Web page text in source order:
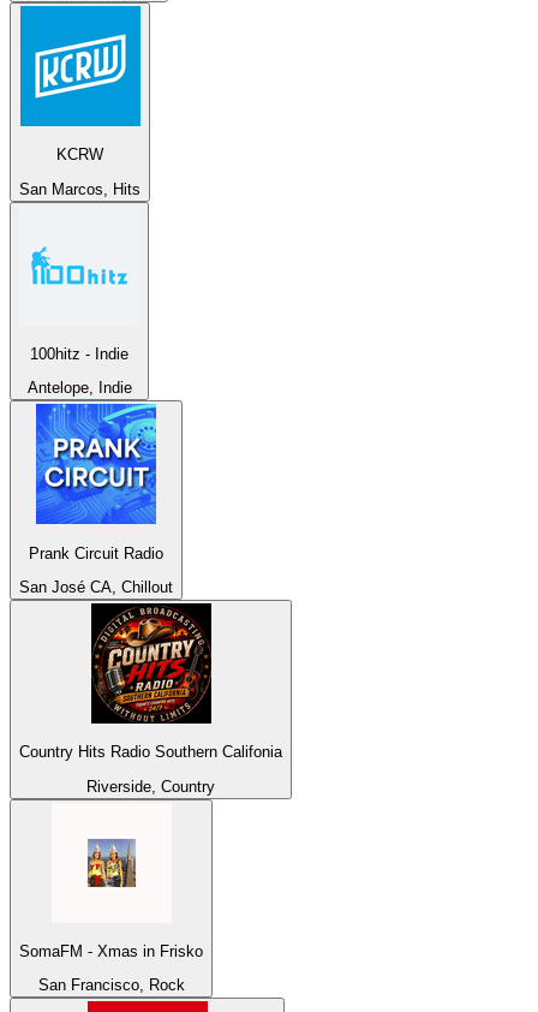
KCRW
San Marcos, Hits
100hitz - Indie
Antelope, Indie
Prank Circuit Radio
San José CA, Chillout
Country Hits Radio Southern Califonia
Riverside, Country
SomaFM - Xmas in Frisko
San Francisco, Rock